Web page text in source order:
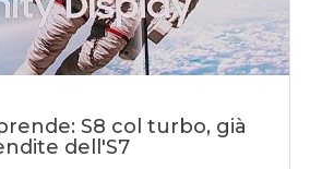
S8 col turbo, già
dell'S7